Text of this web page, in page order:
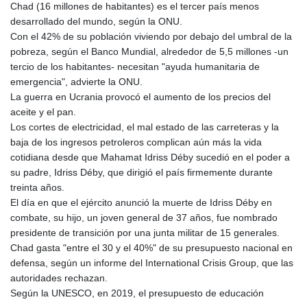
HRK 7.536622
HTG 150.718127
HUF 363.096405
IDR 20580.370421
ILS 3.468234
IMP 0.8566
IQD 1509.981237
1590322.371805
ISK 142.598215
JEP 0.8566
JMD 183.057725
JOD 0.819746
JPY 182.445186
KES 149.158147
KGS 101.104505
KMF 492.514185
Chad (16 millones de habitantes) es el tercer país menos
desarrollado del mundo, según la ONU.
Con el 42% de su población viviendo por debajo del umbral de la
pobreza, según el Banco Mundial, alrededor de 5,5 millones -un
tercio de los habitantes- necesitan "ayuda humanitaria de
emergencia", advierte la ONU.
La guerra en Ucrania provocó el aumento de los precios del
aceite y el pan.
Los cortes de electricidad, el mal estado de las carreteras y la
baja de los ingresos petroleros complican aún más la vida
cotidiana desde que Mahamat Idriss Déby sucedió en el poder a
su padre, Idriss Déby, que dirigió el país firmemente durante
treinta años.
El día en que el ejército anunció la muerte de Idriss Déby en
combate, su hijo, un joven general de 37 años, fue nombrado
presidente de transición por una junta militar de 15 generales.
Chad gasta "entre el 30 y el 40%" de su presupuesto nacional en
defensa, según un informe del International Crisis Group, que las
autoridades rechazan.
Según la UNESCO, en 2019, el presupuesto de educación